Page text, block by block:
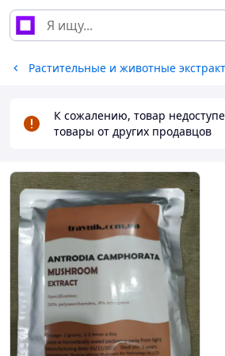
Растительные и животные
К сожалению, товар
товары от других продавцов